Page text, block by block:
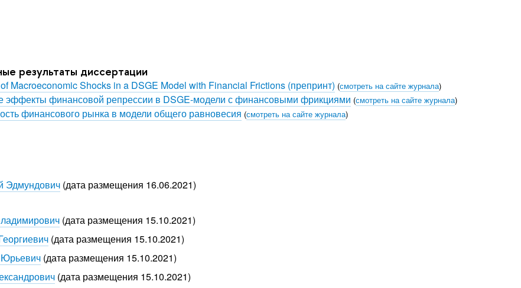
результаты диссертации
Macroeconomic Shocks in a DSGE Model with Financial Frictions (препринт) (смотреть на сайте журнала)
эффекты финансовой репрессии в DSGE-модели с финансовыми фрикциями (смотреть на сайте журнала)
финансового рынка в модели общего равновесия (смотреть на сайте журнала)
Эдмундович (дата размещения 16.06.2021)
(дата размещения 15.10.2021)
(дата размещения 15.10.2021)
(дата размещения 15.10.2021)
(дата размещения 15.10.2021)